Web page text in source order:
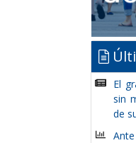
El
sin
de